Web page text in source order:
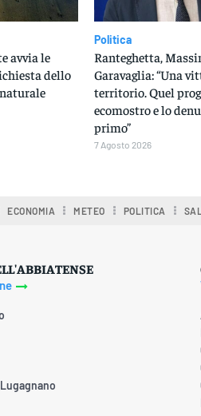
avvia le
dello
Politica
Ranteghetta,
Garavaglia: “Una
territorio. Quel
ecomostro e lo
primo”
7 Agosto 2026
ECONOMIA METEO POLITICA